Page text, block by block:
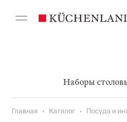
Наборы
Главная Каталог Посуда и